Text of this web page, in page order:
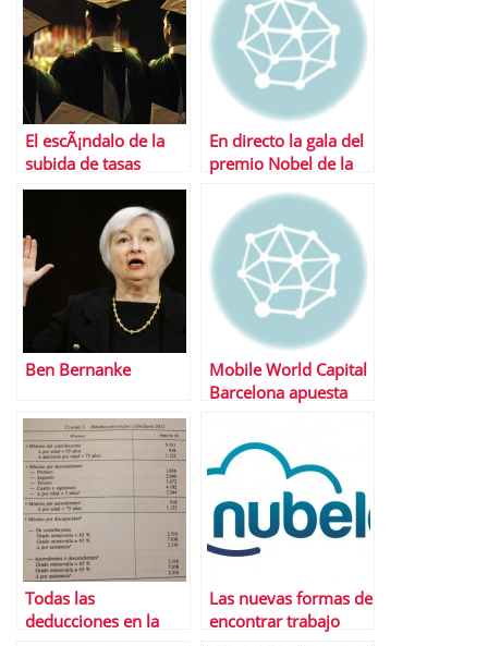
El escÃ¡ndalo de la
subida de tasas
universitarias
En directo la gala del
premio Nobel de la
Ben Bernanke
Mobile World Capital
Barcelona apuesta
emprendedores con
4YFN
Todas las
deducciones en la
Las nuevas formas de
encontrar trabajo